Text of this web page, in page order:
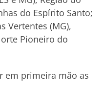
do Espírito Santo;
Vertentes (MG),
Pioneiro do
em primeira mão as